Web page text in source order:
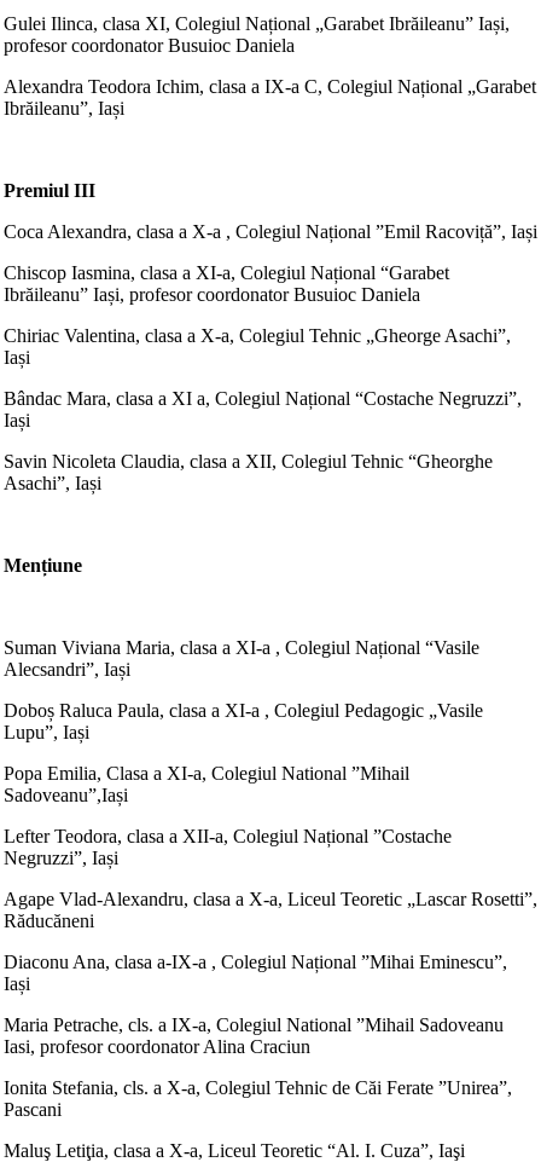
Gulei Ilinca, clasa XI, Colegiul Național „Garabet Ibrăileanu” Iași,
profesor coordonator Busuioc Daniela
Alexandra Teodora Ichim, clasa a IX-a C, Colegiul Național „Garabet
Ibrăileanu”, Iași
Premiul III
Coca Alexandra, clasa a X-a , Colegiul Național ”Emil Racoviță”, Iași
Chiscop Iasmina, clasa a XI-a, Colegiul Național “Garabet
Ibrăileanu” Iași, profesor coordonator Busuioc Daniela
Chiriac Valentina, clasa a X-a, Colegiul Tehnic „Gheorge Asachi”,
Iași
Bândac Mara, clasa a XI a, Colegiul Național “Costache Negruzzi”,
Iași
Savin Nicoleta Claudia, clasa a XII, Colegiul Tehnic “Gheorghe
Asachi”, Iași
Mențiune
Suman Viviana Maria, clasa a XI-a , Colegiul Național “Vasile
Alecsandri”, Iași
Doboș Raluca Paula, clasa a XI-a , Colegiul Pedagogic „Vasile
Lupu”, Iași
Popa Emilia, Clasa a XI-a, Colegiul National ”Mihail
Sadoveanu”,Iași
Lefter Teodora, clasa a XII-a, Colegiul Național ”Costache
Negruzzi”, Iași
Agape Vlad-Alexandru, clasa a X-a, Liceul Teoretic „Lascar Rosetti”,
Răducăneni
Diaconu Ana, clasa a-IX-a , Colegiul Național ”Mihai Eminescu”,
Iași
Maria Petrache, cls. a IX-a, Colegiul National ”Mihail Sadoveanu
Iasi, profesor coordonator Alina Craciun
Ionita Stefania, cls. a X-a, Colegiul Tehnic de Căi Ferate ”Unirea”,
Pascani
Maluş Letiţia, clasa a X-a, Liceul Teoretic “Al. I. Cuza”, Iaşi